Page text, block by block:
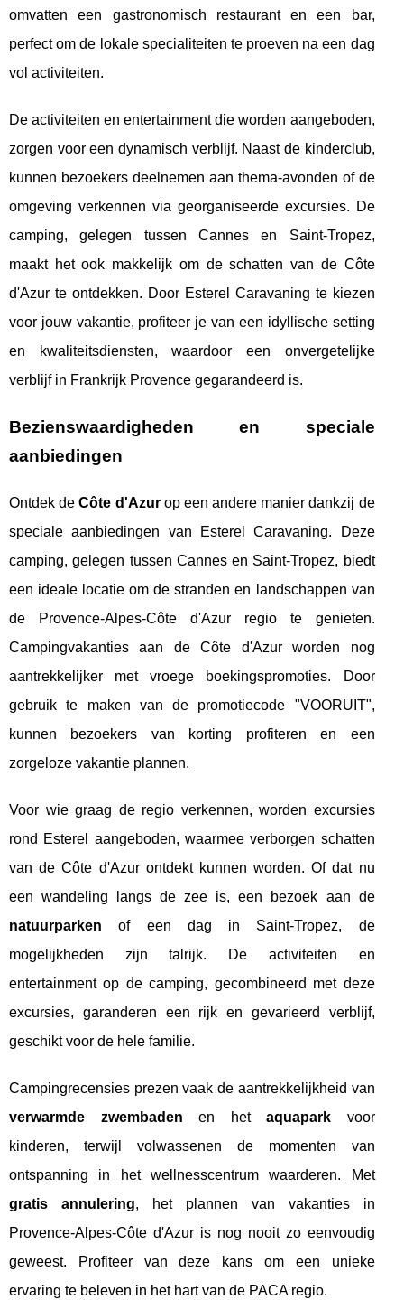
omvatten een gastronomisch restaurant en een bar,
perfect om de lokale specialiteiten te proeven na een dag
vol activiteiten.
De activiteiten en entertainment die worden aangeboden,
zorgen voor een dynamisch verblijf. Naast de kinderclub,
kunnen bezoekers deelnemen aan thema-avonden of de
omgeving verkennen via georganiseerde excursies. De
camping, gelegen tussen Cannes en Saint-Tropez,
maakt het ook makkelijk om de schatten van de Côte
d'Azur te ontdekken. Door Esterel Caravaning te kiezen
voor jouw vakantie, profiteer je van een idyllische setting
en kwaliteitsdiensten, waardoor een onvergetelijke
verblijf in Frankrijk Provence gegarandeerd is.
Bezienswaardigheden en speciale
aanbiedingen
Ontdek deCôte d'Azurop een andere manier dankzij de
speciale aanbiedingen van Esterel Caravaning. Deze
camping, gelegen tussen Cannes en Saint-Tropez, biedt
een ideale locatie om de stranden en landschappen van
de Provence-Alpes-Côte d'Azur regio te genieten.
Campingvakanties aan de Côte d'Azur worden nog
aantrekkelijker met vroege boekingspromoties. Door
gebruik te maken van de promotiecode "VOORUIT",
kunnen bezoekers van korting profiteren en een
zorgeloze vakantie plannen.
Voor wie graag de regio verkennen, worden excursies
rond Esterel aangeboden, waarmee verborgen schatten
van de Côte d'Azur ontdekt kunnen worden. Of dat nu
een wandeling langs de zee is, een bezoek aan de
natuurparken of een dag in Saint-Tropez, de
mogelijkheden zijn talrijk. De activiteiten en
entertainment op de camping, gecombineerd met deze
excursies, garanderen een rijk en gevarieerd verblijf,
geschikt voor de hele familie.
Campingrecensies prezen vaak de aantrekkelijkheid van
verwarmde zwembaden en hetaquapark voor
kinderen, terwijl volwassenen de momenten van
ontspanning in het wellnesscentrum waarderen. Met
gratis annulering, het plannen van vakanties in
Provence-Alpes-Côte d'Azur is nog nooit zo eenvoudig
geweest. Profiteer van deze kans om een unieke
ervaring te beleven in het hart van de PACA regio.